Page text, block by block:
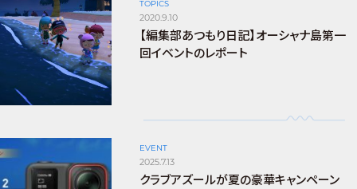
TOPICS
2020.9.10
【編集部あつもり日記】オーシャナ島第一
回イベントのレポート
EVENT
2025.7.13
クラブアズールが夏の豪華キャンペーン